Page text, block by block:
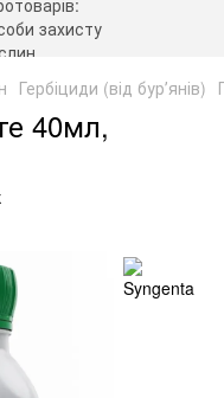
Гербіциди (від бурʼянів)
40мл,